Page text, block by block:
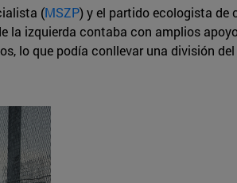
(MSZP) y el partido ecologista de
la izquierda contaba con amplios
lo que podía conllevar una división